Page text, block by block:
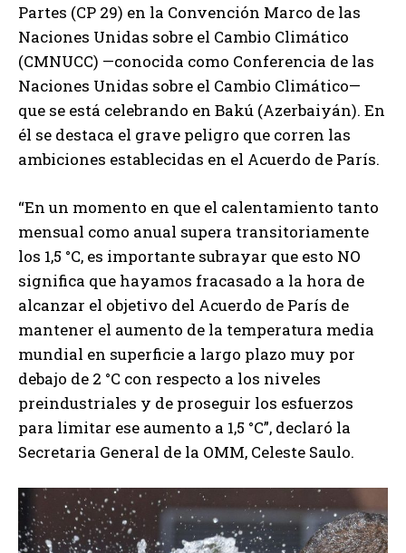
Partes (CP 29) en la Convención Marco de las
Naciones Unidas sobre el Cambio Climático
(CMNUCC) —conocida como Conferencia de las
Naciones Unidas sobre el Cambio Climático—
que se está celebrando en Bakú (Azerbaiyán). En
él se destaca el grave peligro que corren las
ambiciones establecidas en el Acuerdo de París.
“En un momento en que el calentamiento tanto
mensual como anual supera transitoriamente
los 1,5 °C, es importante subrayar que esto NO
significa que hayamos fracasado a la hora de
alcanzar el objetivo del Acuerdo de París de
mantener el aumento de la temperatura media
mundial en superficie a largo plazo muy por
debajo de 2 °C con respecto a los niveles
preindustriales y de proseguir los esfuerzos
para limitar ese aumento a 1,5 °C”, declaró la
Secretaria General de la OMM, Celeste Saulo.